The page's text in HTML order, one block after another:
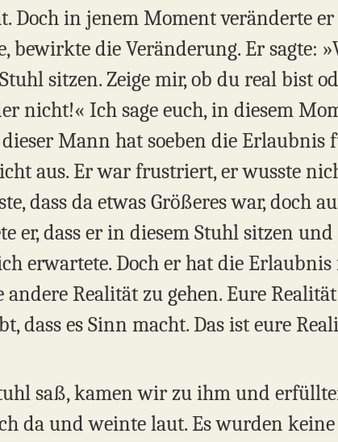
Doch in jenem Moment veränderte
bewirkte die Veränderung. Er sagte:
sitzen. Zeige mir, ob du real bist
nicht!« Ich sage euch, in diesem
Mann hat soeben die Erlaubnis
aus. Er war frustriert, er wusste
dass da etwas Größeres war, doch
er, dass er in diesem Stuhl sitzen
erwartete. Doch er hat die
Realität zu gehen. Eure
dass es Sinn macht. Das ist eure
saß, kamen wir zu ihm und
da und weinte laut. Es wurden keine